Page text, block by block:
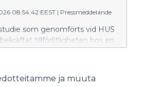
08:54:42 EEST | Pressmeddelande
som genomförts vid HUS
tillförlitligheten hos en
diagnostisk
hos barn som orsakas
Ett blodprov
ja muuta